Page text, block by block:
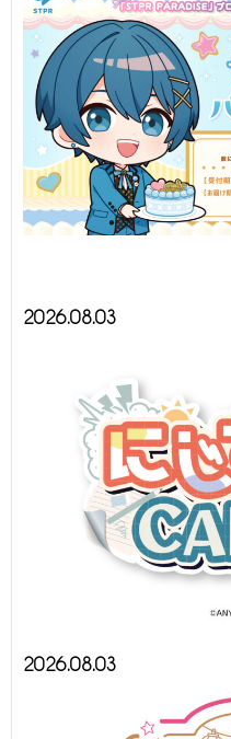
2026.08.03
2026.08.03